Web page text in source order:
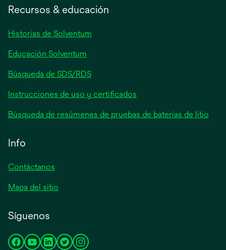
pestaña
Recursos & educación
Historias de Solventum
Educación Solventum
Búsqueda de SDS/RDS
Instrucciones de uso y certificados
Búsqueda de resúmenes de pruebas de baterías de litio
Info
Contáctanos
Mapa del sitio
Síguenos
se se se se se